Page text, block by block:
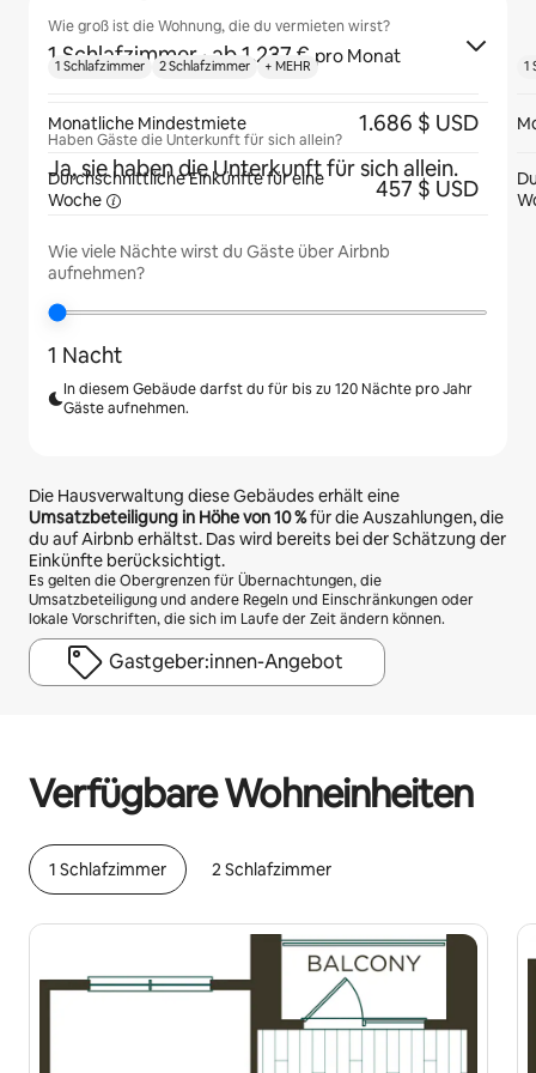
Wie groß ist die Wohnung, die du vermieten wirst?
1 Schlafzimmer · ab 1.237 € pro Monat
Haben Gäste die Unterkunft für sich allein?
Ja, sie haben die Unterkunft für sich allein.
Wie viele Nächte wirst du Gäste über Airbnb
aufnehmen?
1 Nacht
In diesem Gebäude darfst du für bis zu 120 Nächte pro Jahr
Gäste aufnehmen.
Die Hausverwaltung diese Gebäudes erhält eine
Umsatzbeteiligung in Höhe von10 %für die Auszahlungen, die
du auf Airbnb erhältst. Das wird bereits bei der Schätzung der
Einkünfte berücksichtigt.
Es gelten die Obergrenzen für Übernachtungen, die
Umsatzbeteiligung und andere Regeln und Einschränkungen oder
lokale Vorschriften, die sich im Laufe der Zeit ändern können.
Gastgeber:innen-Angebot
Verfügbare Wohneinheiten
1 Schlafzimmer 2 Schlafzimmer
1 Schlafzimmer 2 Schlafzimmer + MEHR
Monatliche Mindestmiete 1.686 $ USD
Durchschnittliche Einkünfte für eine
Woche
457 $ USD
1